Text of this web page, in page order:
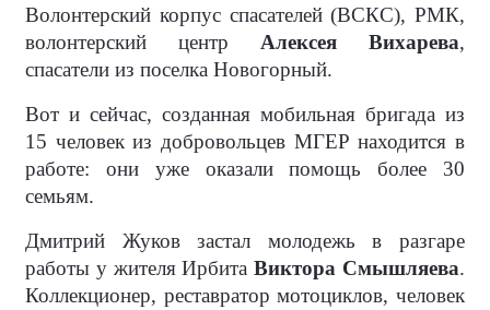
Волонтерский корпус спасателей (ВСКС), РМК,
волонтерский центр Алексея Вихарева,
спасатели из поселка Новогорный.
Вот и сейчас, созданная мобильная бригада из
15 человек из добровольцев МГЕР находится в
работе: они уже оказали помощь более 30
семьям.
Дмитрий Жуков застал молодежь в разгаре
работы у жителя ИрбитаВиктора Смышляева.
Коллекционер, реставратор мотоциклов, человек